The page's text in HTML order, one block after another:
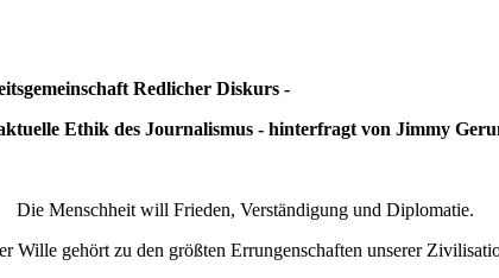
Redlicher Diskurs -
Ethik des Journalismus - hinterfragt von Jimmy
Menschheit will Frieden, Verständigung und Diplomatie.
Wille gehört zu den größten Errungenschaften unserer